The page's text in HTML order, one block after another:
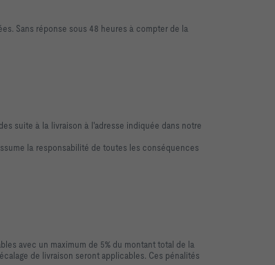
Sans réponse sous 48 heures à compter de la
suite à la livraison à l'adresse indiquée dans notre
la responsabilité de toutes les conséquences
avec un maximum de 5% du montant total de la
de livraison seront applicables. Ces pénalités